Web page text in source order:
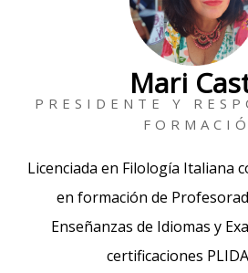
Mari
PRESIDENTE Y
Licenciada en Filología Italiana
en formación de
Enseñanzas de Idiomas y
certificaciones